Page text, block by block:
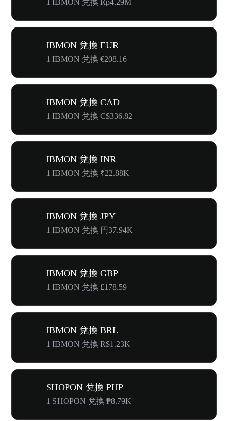
1 IBMON 兌換 Rp4.29M
IBMON 兌換 EUR
1 IBMON 兌換 €208.16
IBMON 兌換 CAD
1 IBMON 兌換 C$336.82
IBMON 兌換 INR
1 IBMON 兌換 ₹22.88K
IBMON 兌換 JPY
1 IBMON 兌換 円37.94K
IBMON 兌換 GBP
1 IBMON 兌換 £178.59
IBMON 兌換 BRL
1 IBMON 兌換 R$1.23K
SHOPON 兌換 PHP
1 SHOPON 兌換 ₱8.79K